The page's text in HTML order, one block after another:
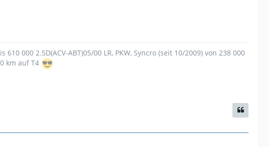
000 2.5D(ACV-ABT)05/00 LR, PKW, Syncro (seit 10/2009) von 238 000
km auf T4